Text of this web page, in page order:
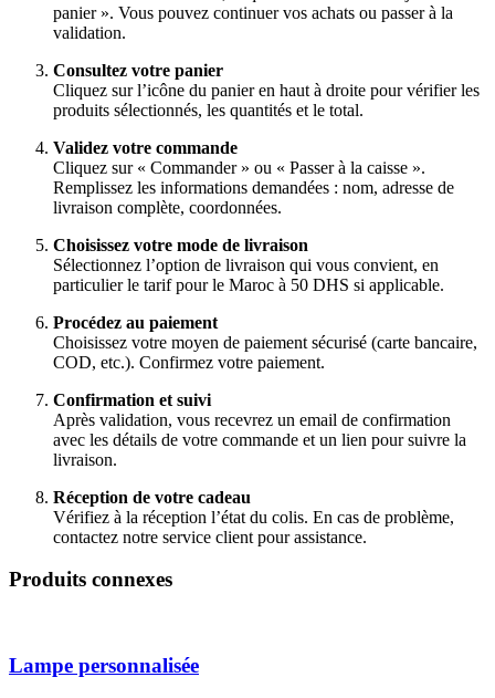
panier ». Vous pouvez continuer vos achats ou passer à la
validation.
Consultez votre panier
Cliquez sur l’icône du panier en haut à droite pour vérifier les
produits sélectionnés, les quantités et le total.
Validez votre commande
Cliquez sur « Commander » ou « Passer à la caisse ».
Remplissez les informations demandées : nom, adresse de
livraison complète, coordonnées.
Choisissez votre mode de livraison
Sélectionnez l’option de livraison qui vous convient, en
particulier le tarif pour le Maroc à 50 DHS si applicable.
Procédez au paiement
Choisissez votre moyen de paiement sécurisé (carte bancaire,
COD, etc.). Confirmez votre paiement.
Confirmation et suivi
Après validation, vous recevrez un email de confirmation
avec les détails de votre commande et un lien pour suivre la
livraison.
Réception de votre cadeau
Vérifiez à la réception l’état du colis. En cas de problème,
contactez notre service client pour assistance.
Produits connexes
Lampe personnalisée